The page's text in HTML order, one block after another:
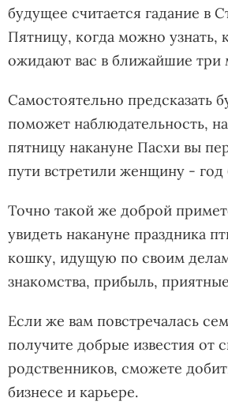
будущее считается гадание в
Пятницу, когда можно узнать,
ожидают вас в ближайшие три
Самостоятельно предсказать
поможет наблюдательность,
пятницу накануне Пасхи вы
пути встретили женщину -
Точно такой же доброй
увидеть накануне праздника
кошку, идущую по своим
знакомства, прибыль,
Если же вам повстречалась
получите добрые известия от
родственников, сможете
бизнесе и карьере.